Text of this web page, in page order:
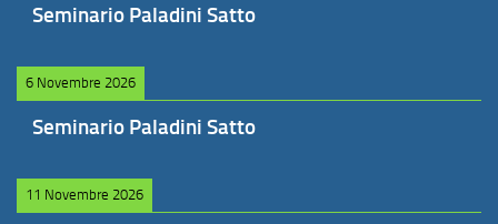
Seminario Paladini Satto
6 Novembre 2026
Seminario Paladini Satto
11 Novembre 2026